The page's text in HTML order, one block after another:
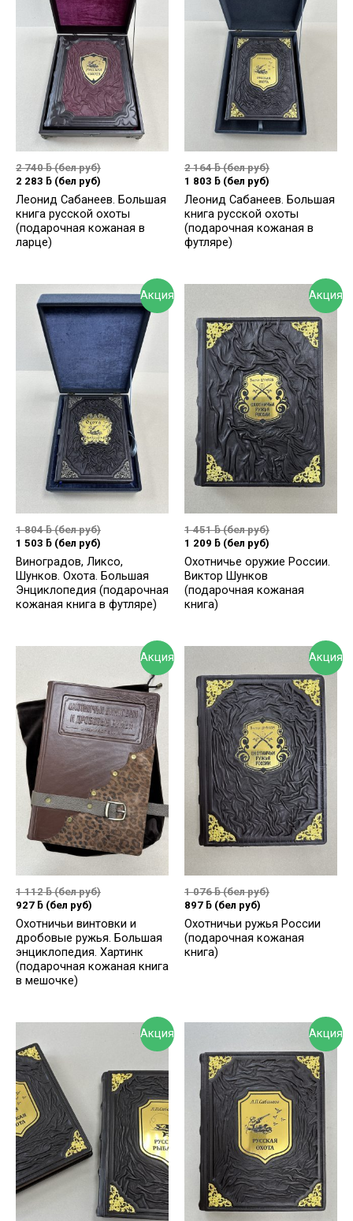
2 740ƃ(бел руб)
2 283 ƃ (бел руб)
Леонид Сабанеев. Большая
книга русской охоты
(подарочная кожаная в
ларце)
2 164ƃ(бел руб)
1 803 ƃ (бел руб)
Леонид Сабанеев. Большая
книга русской охоты
(подарочная кожаная в
футляре)
Акция
1 804ƃ(бел руб)
1 503 ƃ (бел руб)
Виноградов, Ликсо,
Шунков. Охота. Большая
Энциклопедия (подарочная
кожаная книга в футляре)
Акция
1 451ƃ(бел руб)
1 209 ƃ (бел руб)
Охотничье оружие России.
Виктор Шунков
(подарочная кожаная
книга)
Акция
1 112ƃ(бел руб)
927 ƃ (бел руб)
Охотничьи винтовки и
дробовые ружья. Большая
энциклопедия. Хартинк
(подарочная кожаная книга
в мешочке)
Акция
1 076ƃ(бел руб)
897 ƃ (бел руб)
Охотничьи ружья России
(подарочная кожаная
книга)
Акция Акция